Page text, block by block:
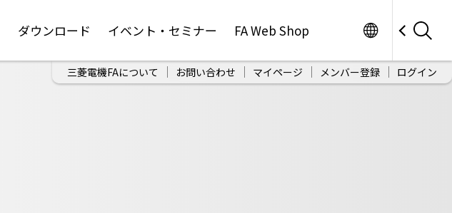
ダウンロード イベント・セミナー FA Web Shop
三菱電機FAについて お問い合わせ マイページ メンバー登録 ログイン